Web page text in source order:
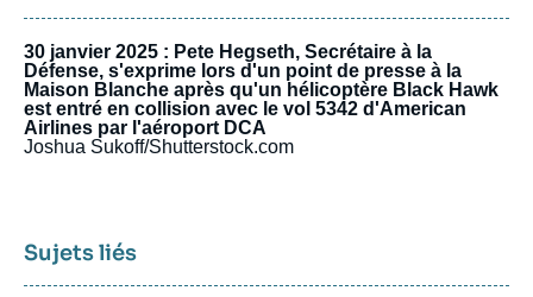
30 janvier 2025 : Pete Hegseth, Secrétaire à la
Défense, s'exprime lors d'un point de presse à la
Maison Blanche après qu'un hélicoptère Black Hawk
est entré en collision avec le vol 5342 d'American
Airlines par l'aéroport DCA
Joshua Sukoff/Shutterstock.com
Sujets liés